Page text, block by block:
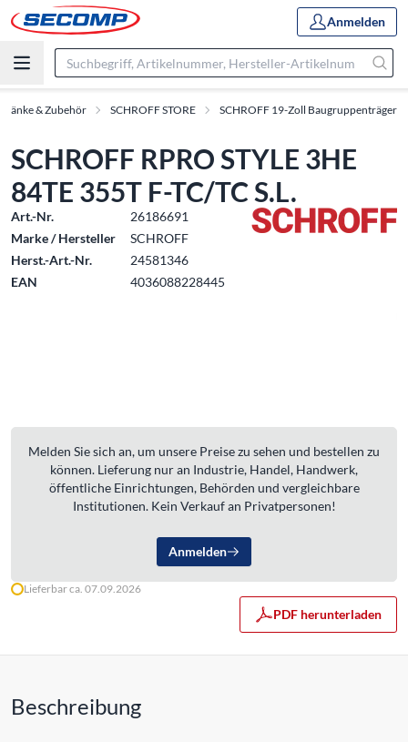
Anmelden
& Zubehör SCHROFF STORE SCHROFF 19-Zoll Baugruppenträger
SCHROFF RPRO STYLE 3HE
84TE 355T F-TC/TC S.L.
Art.-Nr.
26186691
Marke / Hersteller
SCHROFF
Herst.-Art.-Nr.
24581346
EAN
4036088228445
Melden Sie sich an, um unsere Preise zu sehen und bestellen zu
können. Lieferung nur an Industrie, Handel, Handwerk,
öffentliche Einrichtungen, Behörden und vergleichbare
Institutionen. Kein Verkauf an Privatpersonen!
Anmelden
Lieferbar ca. 07.09.2026
PDF herunterladen
Beschreibung